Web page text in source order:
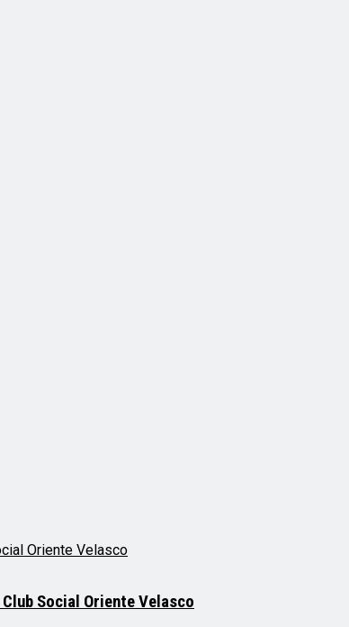
Social Oriente Velasco